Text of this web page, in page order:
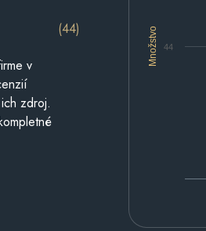
Množstvo 44
(44)
v
zdroj.